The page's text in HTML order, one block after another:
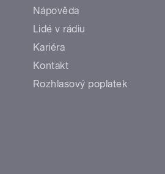
Nápověda
Lidé v rádiu
Kariéra
Kontakt
Rozhlasový poplatek